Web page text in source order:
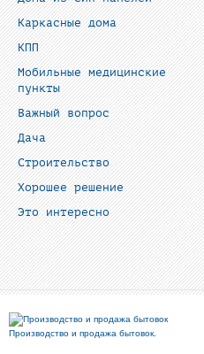
Каркасные дома
КПП
Мобильные медицинские
пункты
Важный вопрос
Дача
Строительство
Хорошее решение
Это интересно
Производство и продажа бытовок.